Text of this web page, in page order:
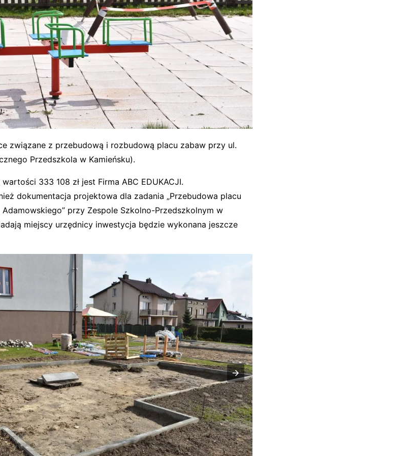
związane z przebudową i rozbudową placu zabaw przy ul.
Przedszkola w Kamieńsku).
333 108 zł jest Firma ABC EDUKACJI.
dokumentacja projektowa dla zadania „Przebudowa placu
przy Zespole Szkolno-Przedszkolnym w
miejscy urzędnicy inwestycja będzie wykonana jeszcze